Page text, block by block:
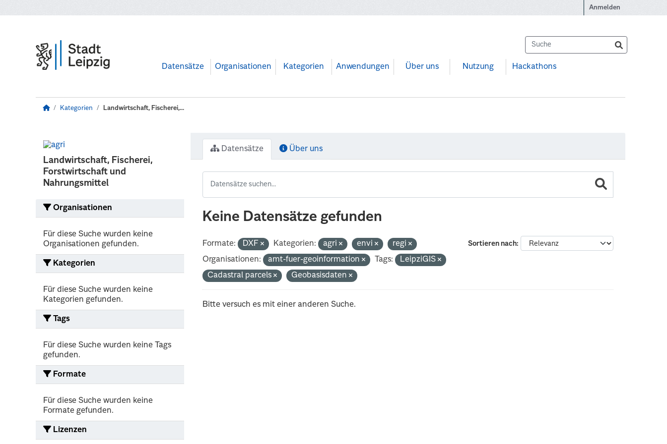
Anmelden
Datensätze Organisationen Kategorien Anwendungen Über uns Nutzung Hackathons
Kategorien Landwirtschaft, Fischerei,...
Landwirtschaft, Fischerei,
Forstwirtschaft und
Nahrungsmittel
Organisationen
Für diese Suche wurden keine
Organisationen gefunden.
Kategorien
Für diese Suche wurden keine
Kategorien gefunden.
Tags
Für diese Suche wurden keine Tags
gefunden.
Formate
Für diese Suche wurden keine
Formate gefunden.
Lizenzen
Datensätze Über uns
Keine Datensätze gefunden
Sortieren nach
Formate: DXF Kategorien: agri envi
regi
Organisationen:
amt-fuer-geoinformation Tags:
LeipziGIS
Cadastral parcels
Geobasisdaten
Bitte versuch es mit einer anderen Suche.